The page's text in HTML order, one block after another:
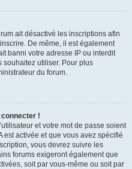
ait désactivé les inscriptions afin
De même, il est également
banni votre adresse IP ou interdit
souhaitez utiliser. Pour plus
du forum.
!
et votre mot de passe soient
est activée et que vous avez spécifié
vous devrez suivre les
forums exigeront également que
soit par vous-même ou soit par